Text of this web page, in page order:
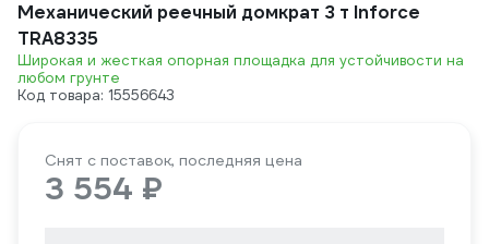
Механический реечный домкрат 3 т Inforce
TRA8335
Широкая и жесткая опорная площадка для устойчивости на
любом грунте
Код товара: 15556643
Снят с поставок, последняя цена
3 554 ₽